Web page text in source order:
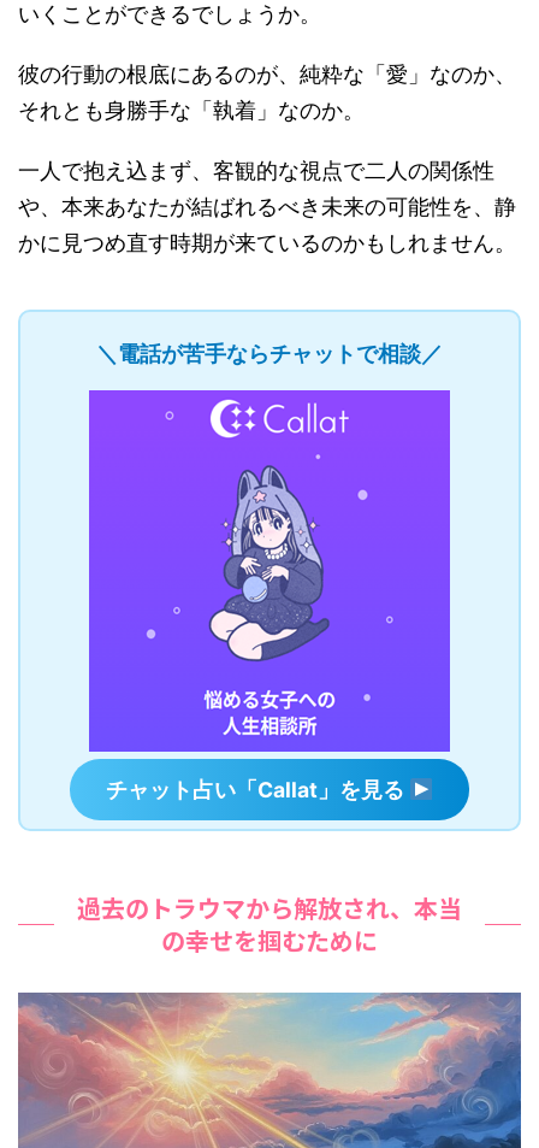
いくことができるでしょうか。
彼の行動の根底にあるのが、純粋な「愛」なのか、
それとも身勝手な「執着」なのか。
一人で抱え込まず、客観的な視点で二人の関係性
や、本来あなたが結ばれるべき未来の可能性を、静
かに見つめ直す時期が来ているのかもしれません。
＼電話が苦手ならチャットで相談／
チャット占い「Callat」を見る
過去のトラウマから解放され、本当
の幸せを掴むために